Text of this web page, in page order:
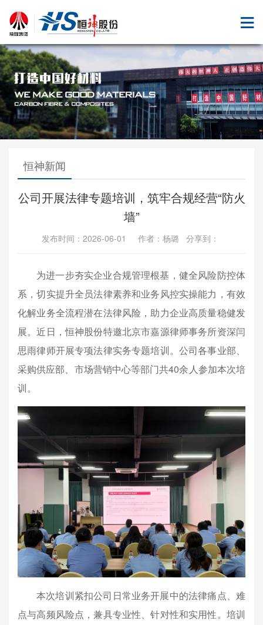
恒神新闻
公司开展法律专题培训，筑牢合规经营“防火
墙”
发布时间：2026-06-01 作者：杨璐 分享到：
为进一步夯实企业合规管理根基，健全风险防控体
系，切实提升全员法律素养和业务风控实操能力，有效
化解业务全流程潜在法律风险，助力企业高质量稳健发
展。近日，恒神股份特邀北京市嘉源律师事务所资深闫
思雨律师开展专项法律实务专题培训。公司各事业部、
采购供应部、市场营销中心等部门共40余人参加本次培
训。
本次培训紧扣公司日常业务开展中的法律痛点、难
点与高频风险点，兼具专业性、针对性和实用性。培训